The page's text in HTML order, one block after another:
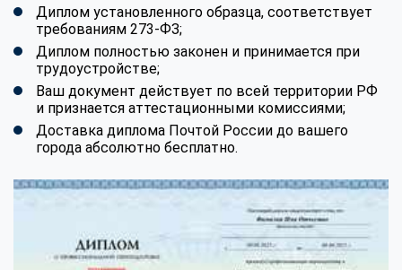
Диплом установленного образца, соответствует
требованиям 273-ФЗ;
Диплом полностью законен и принимается при
трудоустройстве;
Ваш документ действует по всей территории РФ
и признается аттестационными комиссиями;
Доставка диплома Почтой России до вашего
города абсолютно бесплатно.